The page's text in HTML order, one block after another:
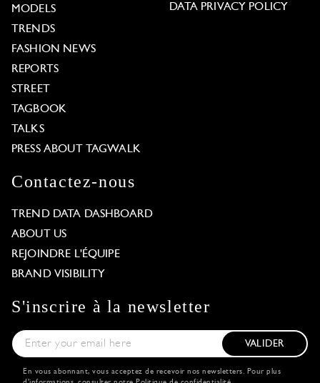
MODELS
TRENDS
FASHION NEWS
REPORTS
STREET
TAGBOOK
TALKS
PRESS ABOUT TAGWALK
DATA PRIVACY POLICY
Contactez-nous
TREND DATA DASHBOARD
ABOUT US
REJOINDRE L'ÉQUIPE
BRAND VISIBILITY
S'inscrire à la newsletter
VALIDER
En vous abonnant, vous acceptez de recevoir nos newsletters. Pour plus